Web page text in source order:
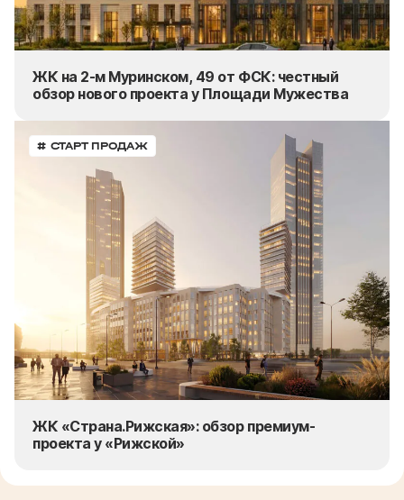
ЖК на 2-м Муринском, 49 от ФСК: честный
обзор нового проекта у Площади Мужества
# СТАРТ ПРОДАЖ
ЖК «Страна.Рижская»: обзор премиум-
проекта у «Рижской»